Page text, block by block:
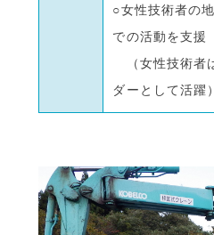
○女性技術者の
での活動を支援
（女性技術者
ダーとして活躍）